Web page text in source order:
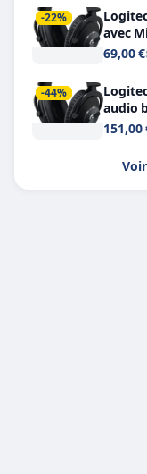
-22%
avec
69,00 €
-44%
audio
151,00